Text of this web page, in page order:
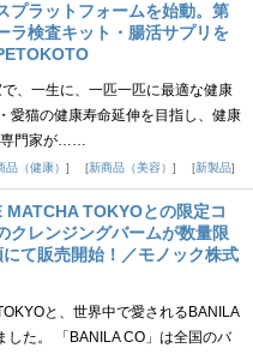
プラットフォームを始動。第
ラ検査キット・腸活サプリを
、一生に、一匹一匹に最適な健康
愛猫の健康寿命延伸を目指し、健康
専門家が……
品（健康） 新商品（美容） 新製品
MATCHA TOKYOとの限定コ
クレンジングバームが数量限
て販売開始！／モノック株式
と、世界中で愛されるBANILA
た。 「BANILA CO」は全国のバ